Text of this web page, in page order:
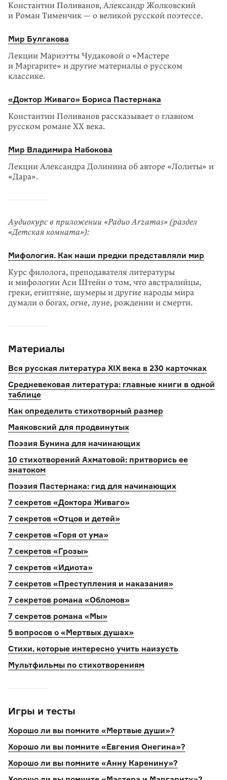
Константин Поливанов, Александр Жолковский
и Роман Тименчик — о великой русской поэтессе.
Мир Булгакова
Лекции Мариэтты Чудаковой о «Мастере
и Маргарите» и другие материалы о русском
классике.
«Доктор Живаго» Бориса Пастернака
Константин Поливанов рассказывает о главном
русском романе XX века.
Мир Владимира Набокова
Лекции Александра Долинина об авторе «Лолиты» и
«Дара».
Аудиокурс в приложении «Радио Arzamas» (раздел
«Детская комната»):
Мифология. Как наши предки представляли мир
Курс филолога, преподавателя литературы
и мифологии Аси Штейн о том, что австралийцы,
греки, египтяне, шумеры и другие народы мира
думали о богах, огне, луне, рождении и смерти.
Материалы
Вся русская литература XIX века в 230 карточках
Средневековая литература: главные книги в одной
таблице
Как определить стихотворный размер
Маяковский для продвинутых
Поэзия Бунина для начинающих
10 стихотворений Ахматовой: притворись ее
знатоком
Поэзия Пастернака: гид для начинающих
7 секретов «Доктора Живаго»
7 секретов «Отцов и детей»
7 секретов «Горя от ума»
7 секретов «Грозы»
7 секретов «Идиота»
7 секретов «Преступления и наказания»
7 секретов романа «Обломов»
7 секретов романа «Мы»
5 вопросов о «Мертвых душах»
Стихи, которые интересно учить наизусть
Мультфильмы по стихотворениям
Игры и тесты
Хорошо ли вы помните «Мертвые души»?
Хорошо ли вы помните «Евгения Онегина»?
Хорошо ли вы помните «Анну Каренину»?